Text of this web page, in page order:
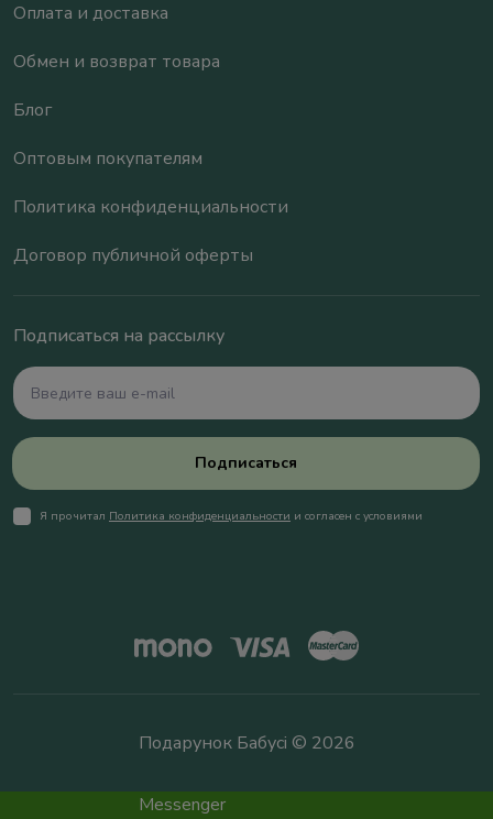
Оплата и доставка
Обмен и возврат товара
Блог
Оптовым покупателям
Политика конфиденциальности
Договор публичной оферты
Подписаться на рассылку
Подписаться
Я прочитал Политика конфиденциальности и согласен с условиями
Подарунок Бабусі © 2026
Messenger